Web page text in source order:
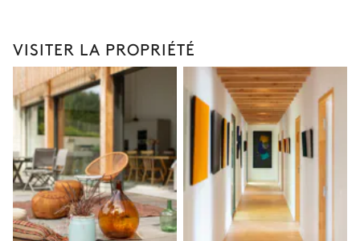
VISITER LA PROPRIÉTÉ